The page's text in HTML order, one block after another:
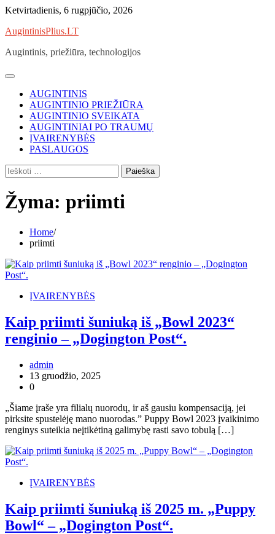
Skip
content
Ketvirtadienis, 6 rugpjūčio, 2026
AugintinisPlius.LT
Augintinis, priežiūra, technologijos
AUGINTINIS
AUGINTINIO PRIEŽIŪRA
AUGINTINIO SVEIKATA
AUGINTINIAI PO TRAUMŲ
ĮVAIRENYBĖS
PASLAUGOS
Ieškoti:
Žyma: priimti
Home
priimti
ĮVAIRENYBĖS
Kaip priimti šuniuką iš „Bowl 2023“
renginio – „Dogington Post“.
admin
13 gruodžio, 2025
0
„Šiame įraše yra filialų nuorodų, ir aš gausiu kompensaciją, jei
pirksite spustelėję mano nuorodas.” Puppy Bowl 2023 įvaikinimo
renginys suteikia neįtikėtiną galimybę rasti savo tobulą […]
ĮVAIRENYBĖS
Kaip priimti šuniuką iš 2025 m. „Puppy
Bowl“ – „Dogington Post“.